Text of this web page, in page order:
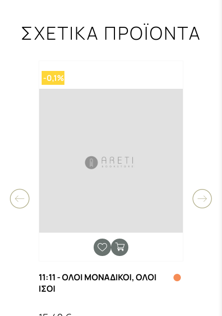
ΣΧΕΤΙΚΑ ΠΡΟΪΟΝΤΑ
-0,1%
11:11 - ΟΛΟΙ ΜΟΝΑΔΙΚΟΙ, ΟΛΟΙ
ΙΣΟΙ